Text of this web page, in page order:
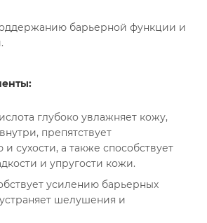
барьерной функции и
глубоко увлажняет кожу,
препятствует
сухости, а также способствует
и упругости кожи.
усилению барьерных
шелушения и